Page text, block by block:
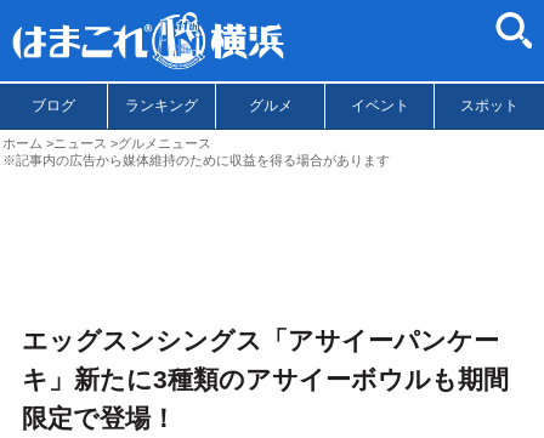
ブログ ランキング グルメ イベント スポット
ホーム ニュース
グルメニュース
※記事内の広告から媒体維持のために収益を得る場合があります
エッグスンシングス「アサイーパンケー
キ」新たに3種類のアサイーボウルも期間
限定で登場！